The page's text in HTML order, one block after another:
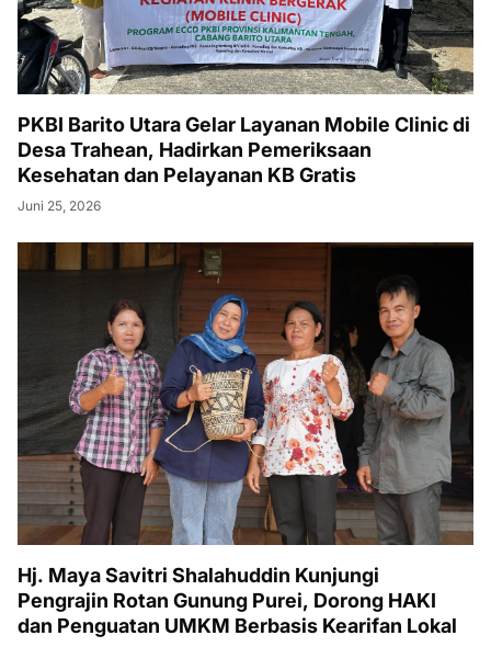
PKBI Barito Utara Gelar Layanan Mobile Clinic di
Desa Trahean, Hadirkan Pemeriksaan
Kesehatan dan Pelayanan KB Gratis
Juni 25, 2026
Hj. Maya Savitri Shalahuddin Kunjungi
Pengrajin Rotan Gunung Purei, Dorong HAKI
dan Penguatan UMKM Berbasis Kearifan Lokal